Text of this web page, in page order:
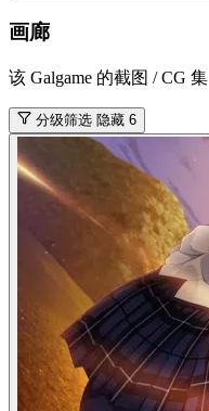
画廊
该 Galgame 的截图 / CG 集
分级筛选 隐藏 6